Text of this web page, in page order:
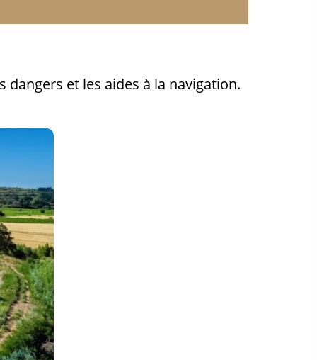
et les aides à la navigation.